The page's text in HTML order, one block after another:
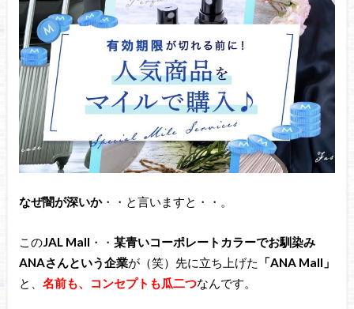
なぜ闇が深いか・・と言いますと・・。
このJAL Mall ・・ 某青いコーポレートカラーでお馴染み
ANAさんという企業が（笑）先に立ち上げた 「ANA Mall」
と、 名前も、コンセプトも瓜二つなんです。